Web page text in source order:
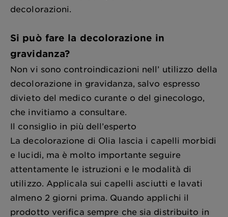
decolorazioni.
Si può fare la decolorazione in
gravidanza?
Non vi sono controindicazioni nell’ utilizzo della
decolorazione in gravidanza, salvo espresso
divieto del medico curante o del ginecologo,
che invitiamo a consultare.
Il consiglio in più dell’esperto
La decolorazione di Olia lascia i capelli morbidi
e lucidi, ma è molto importante seguire
attentamente le istruzioni e le modalità di
utilizzo. Applicala sui capelli asciutti e lavati
almeno 2 giorni prima. Quando applichi il
prodotto verifica sempre che sia distribuito in